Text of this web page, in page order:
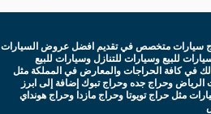
سيارات متخصص في تقديم افضل عروض السيارات
للبيع وسيارات للتنازل وسيارات للبيع
في كافة الحراجات والمعارض في المملكة مثل
الرياض وحراج جده وحراج تبوك إضافة إلى ابرز
مثل حراج تويوتا وحراج مازدا وحراج هونداي